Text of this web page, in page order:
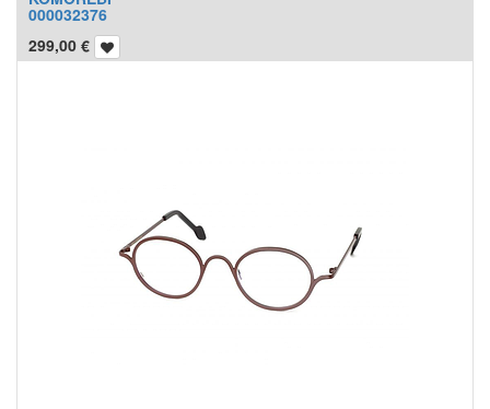
000032376
299,00 €